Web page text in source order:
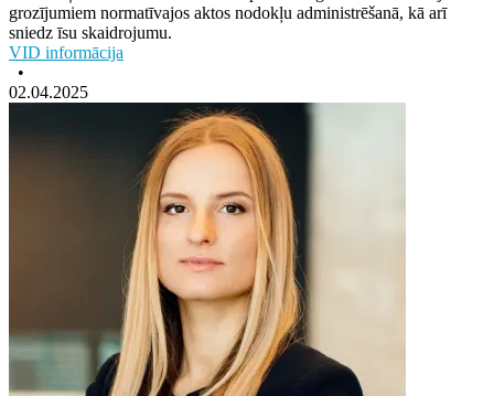
grozījumiem normatīvajos aktos nodokļu administrēšanā, kā arī
sniedz īsu skaidrojumu.
VID informācija
•
02.04.2025